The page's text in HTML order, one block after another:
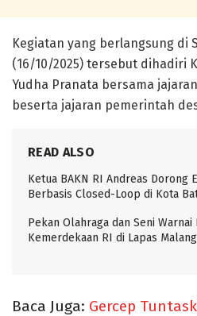
Kegiatan yang berlangsung di
(16/10/2025) tersebut dihadiri
Yudha Pranata bersama
beserta jajaran pemerintah
READ ALSO
Ketua BAKN RI Andreas Dorong
Berbasis Closed-Loop di Kota
Pekan Olahraga dan Seni Warnai
Kemerdekaan RI di Lapas Malang
Baca Juga: Gercep